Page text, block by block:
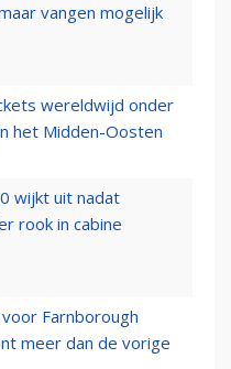
vangen mogelijk
wereldwijd onder
het Midden-Oosten
wijkt uit nadat
rook in cabine
Farnborough
meer dan de vorige